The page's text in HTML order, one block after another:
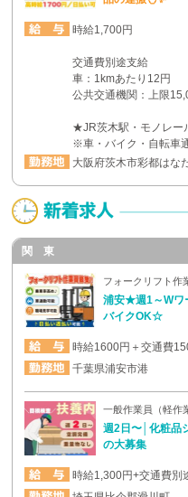
時給1,700円
交通費別途支給
車：1kmあたり12円
公共交通機関：上限
★JR茨木駅・モノレー
※車・バイク・自転車
大阪府茨木市彩都はな
関 東
フォークリフト作
浦安★週1～Wワ
バイクOK☆
時給1600円＋交通費
千葉県浦安市港
一般作業員（軽作
週2日〜│化粧品
の大募集
時給1,300円+交通費別